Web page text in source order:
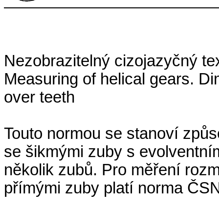
Nezobrazitelný cizojazyčný
Measuring of helical gears.
over teeth
Touto normou se stanoví
se šikmými zuby s
několik zubů. Pro měření
přímými zuby platí norma